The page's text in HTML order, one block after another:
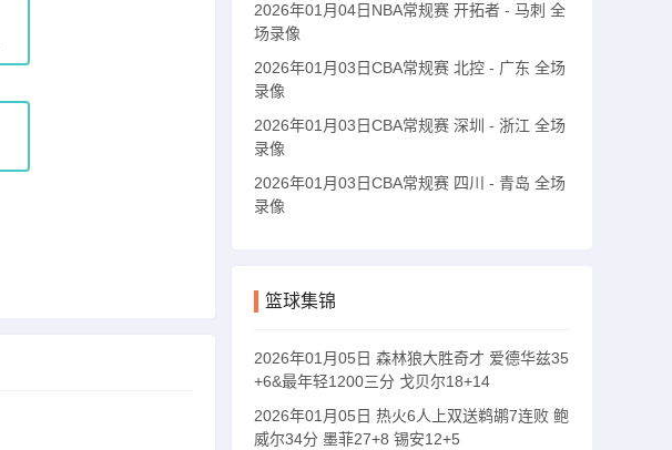
2026年01月04日NBA常规赛 开拓者 - 马刺 全
场录像
2026年01月03日CBA常规赛 北控 - 广东 全场
录像
2026年01月03日CBA常规赛 深圳 - 浙江 全场
录像
2026年01月03日CBA常规赛 四川 - 青岛 全场
录像
篮球集锦
2026年01月05日 森林狼大胜奇才 爱德华兹35
+6&最年轻1200三分 戈贝尔18+14
2026年01月05日 热火6人上双送鹈鹕7连败 鲍
威尔34分 墨菲27+8 锡安12+5